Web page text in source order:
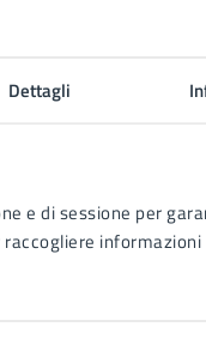
Dettagli
e di sessione per